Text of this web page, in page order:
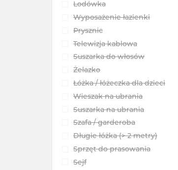
Lodówka
Wyposażenie łazienki
Prysznic
Telewizja kablowa
Suszarka do włosów
Żelazko
Łóżka / łóżeczka dla dzieci
Wieszak na ubrania
Suszarka na ubrania
Szafa / garderoba
Długie łóżka (> 2 metry)
Sprzęt do prasowania
Sejf